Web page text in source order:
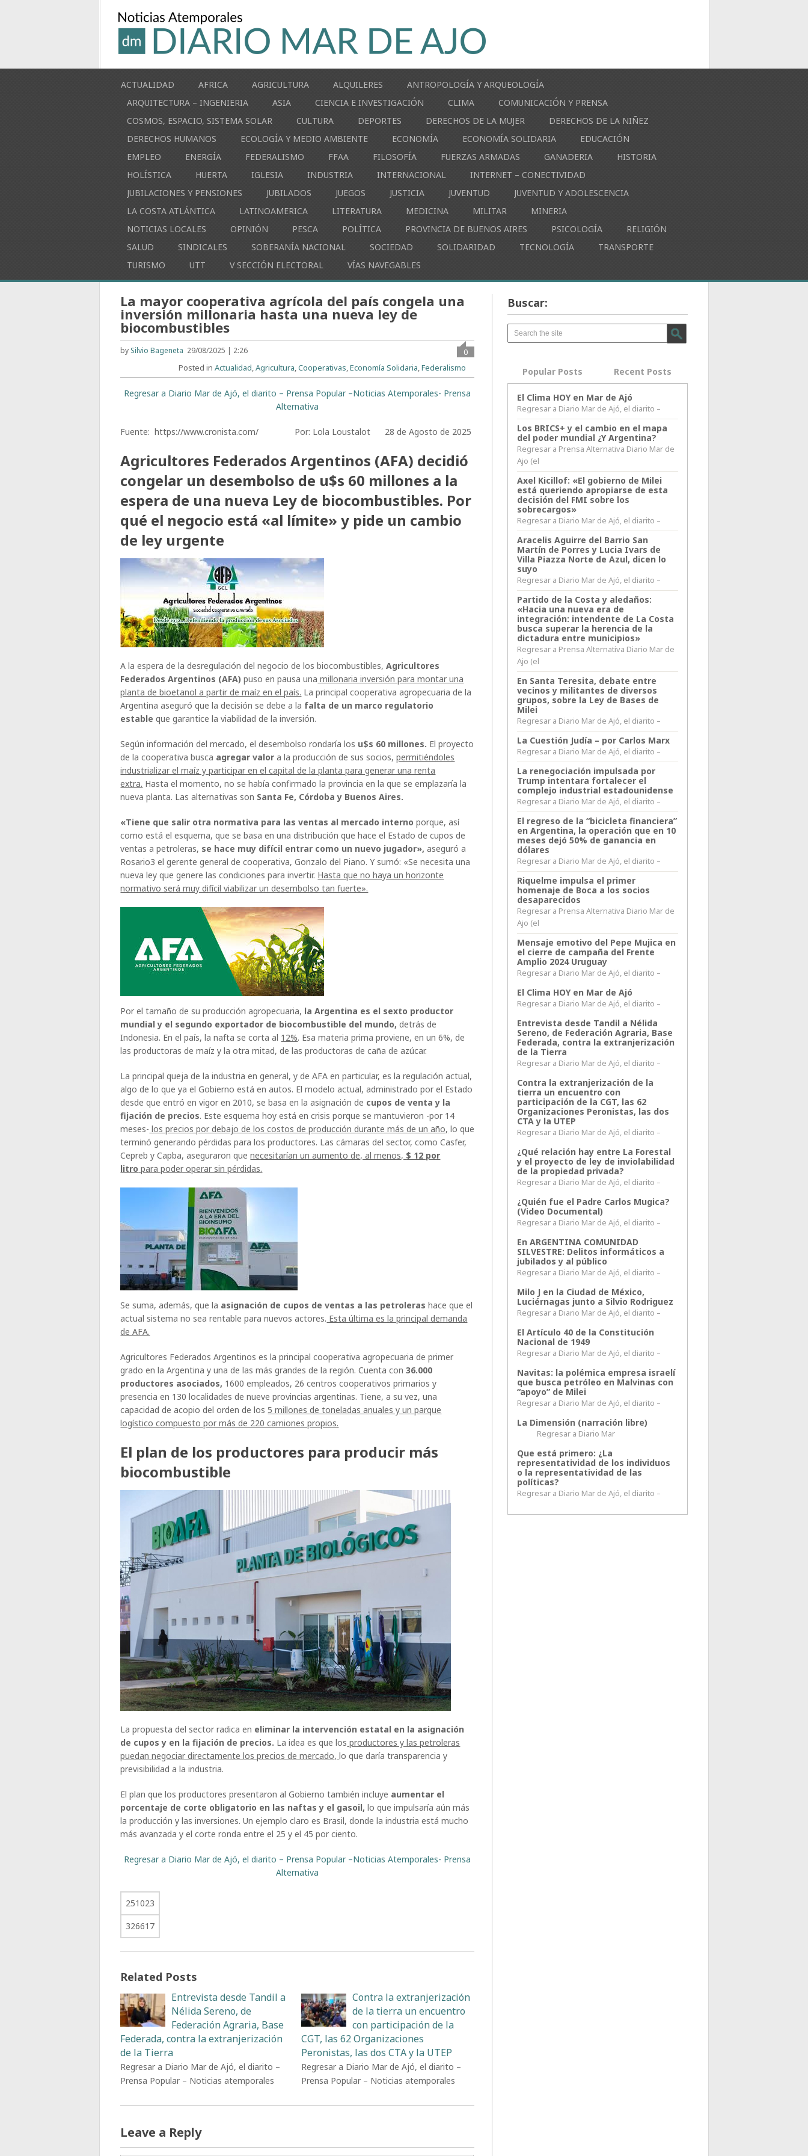
ACTUALIDAD AFRICA AGRICULTURA ALQUILERES
ANTROPOLOGÍA Y ARQUEOLOGÍA
ARQUITECTURA – INGENIERIA
ASIA CIENCIA E INVESTIGACIÓN CLIMA
COMUNICACIÓN Y PRENSA
COSMOS, ESPACIO, SISTEMA SOLAR
CULTURA DEPORTES DERECHOS DE LA MUJER
DERECHOS DE LA NIÑEZ
DERECHOS HUMANOS
ECOLOGÍA Y MEDIO AMBIENTE ECONOMÍA ECONOMÍA SOLIDARIA
EDUCACIÓN
EMPLEO
ENERGÍA FEDERALISMO FFAA FILOSOFÍA FUERZAS ARMADAS GANADERIA
HISTORIA
HOLÍSTICA
HUERTA IGLESIA INDUSTRIA INTERNACIONAL
INTERNET – CONECTIVIDAD
JUBILACIONES Y PENSIONES
JUBILADOS JUEGOS JUSTICIA JUVENTUD
JUVENTUD Y ADOLESCENCIA
LA COSTA ATLÁNTICA
LATINOAMERICA LITERATURA MEDICINA MILITAR
MINERIA
NOTICIAS LOCALES
OPINIÓN PESCA POLÍTICA PROVINCIA DE BUENOS AIRES PSICOLOGÍA
RELIGIÓN
SALUD
SINDICALES SOBERANÍA NACIONAL SOCIEDAD SOLIDARIDAD TECNOLOGÍA
TRANSPORTE
TURISMO
UTT V SECCIÓN ELECTORAL VÍAS NAVEGABLES
La mayor cooperativa agrícola del país congela una
inversión millonaria hasta una nueva ley de
biocombustibles
by Silvio Bageneta 29/08/2025 | 2:26
0
Posted inActualidad,Agricultura,Cooperativas,Economía Solidaria,Federalismo
Regresar a Diario Mar de Ajó, el diarito – Prensa Popular –Noticias Atemporales- Prensa
Alternativa
Fuente: https://www.cronista.com/ Por: Lola Loustalot 28 de Agosto de 2025
Agricultores Federados Argentinos (AFA) decidió
congelar un desembolso de u$s 60 millones a la
espera de una nueva Ley de biocombustibles. Por
qué el negocio está «al límite» y pide un cambio
de ley urgente
A la espera de la desregulación del negocio de los biocombustibles,Agricultores
Federados Argentinos (AFA) puso en pausa una millonaria inversión para montar una
planta de bioetanol a partir de maíz en el país. La principal cooperativa agropecuaria de la
Argentina aseguró que la decisión se debe a la falta de un marco regulatorio
estable que garantice la viabilidad de la inversión.
Según información del mercado, el desembolso rondaría los u$s 60 millones. El proyecto
de la cooperativa busca agregar valor a la producción de sus socios,permitiéndoles
industrializar el maíz y participar en el capital de la planta para generar una renta
extra. Hasta el momento, no se había confirmado la provincia en la que se emplazaría la
nueva planta. Las alternativas son Santa Fe, Córdoba y Buenos Aires.
«Tiene que salir otra normativa para las ventas al mercado interno porque, así
como está el esquema, que se basa en una distribución que hace el Estado de cupos de
ventas a petroleras, se hace muy difícil entrar como un nuevo jugador», aseguró a
Rosario3 el gerente general de cooperativa, Gonzalo del Piano. Y sumó: «Se necesita una
nueva ley que genere las condiciones para invertir. Hasta que no haya un horizonte
normativo será muy difícil viabilizar un desembolso tan fuerte».
Por el tamaño de su producción agropecuaria, la Argentina es el sexto productor
mundial y el segundo exportador de biocombustible del mundo, detrás de
Indonesia. En el país, la nafta se corta al 12%. Esa materia prima proviene, en un 6%, de
las productoras de maíz y la otra mitad, de las productoras de caña de azúcar.
La principal queja de la industria en general, y de AFA en particular, es la regulación actual,
algo de lo que ya el Gobierno está en autos. El modelo actual, administrado por el Estado
desde que entró en vigor en 2010, se basa en la asignación de cupos de venta y la
fijación de precios. Este esquema hoy está en crisis porque se mantuvieron -por 14
meses- los precios por debajo de los costos de producción durante más de un año, lo que
terminó generando pérdidas para los productores. Las cámaras del sector, como Casfer,
Cepreb y Capba, aseguraron quenecesitarían un aumento de, al menos, $ 12 por
litro para poder operar sin pérdidas.
Se suma, además, que la asignación de cupos de ventas a las petroleras hace que el
actual sistema no sea rentable para nuevos actores. Esta última es la principal demanda
de AFA.
Agricultores Federados Argentinos es la principal cooperativa agropecuaria de primer
grado en la Argentina y una de las más grandes de la región. Cuenta con36.000
productores asociados, 1600 empleados, 26 centros cooperativos primarios y
presencia en 130 localidades de nueve provincias argentinas. Tiene, a su vez, una
capacidad de acopio del orden de los5 millones de toneladas anuales y un parque
logístico compuesto por más de 220 camiones propios.
El plan de los productores para producir más
biocombustible
La propuesta del sector radica en eliminar la intervención estatal en la asignación
de cupos y en la fijación de precios. La idea es que los productores y las petroleras
puedan negociar directamente los precios de mercado,lo que daría transparencia y
previsibilidad a la industria.
El plan que los productores presentaron al Gobierno también incluye aumentar el
porcentaje de corte obligatorio en las naftas y el gasoil, lo que impulsaría aún más
la producción y las inversiones. Un ejemplo claro es Brasil, donde la industria está mucho
más avanzada y el corte ronda entre el 25 y el 45 por ciento.
Regresar a Diario Mar de Ajó, el diarito – Prensa Popular –Noticias Atemporales- Prensa
Alternativa
251023
326617
Related Posts
Entrevista desde Tandil a
Nélida Sereno, de
Federación Agraria, Base
Federada, contra la extranjerización
de la Tierra
Regresar a Diario Mar de Ajó, el diarito –
Prensa Popular – Noticias atemporales
Contra la extranjerización
de la tierra un encuentro
con participación de la
CGT, las 62 Organizaciones
Peronistas, las dos CTA y la UTEP
Regresar a Diario Mar de Ajó, el diarito –
Prensa Popular – Noticias atemporales
Leave a Reply
Buscar:
Popular Posts Recent Posts
El Clima HOY en Mar de Ajó
Regresar a Diario Mar de Ajó, el diarito –
Los BRICS+ y el cambio en el mapa
del poder mundial ¿Y Argentina?
Regresar a Prensa Alternativa Diario Mar de
Ajo (el
Axel Kicillof: «El gobierno de Milei
está queriendo apropiarse de esta
decisión del FMI sobre los
sobrecargos»
Regresar a Diario Mar de Ajó, el diarito –
Aracelis Aguirre del Barrio San
Martín de Porres y Lucia Ivars de
Villa Piazza Norte de Azul, dicen lo
suyo
Regresar a Diario Mar de Ajó, el diarito –
Partido de la Costa y aledaños:
«Hacia una nueva era de
integración: intendente de La Costa
busca superar la herencia de la
dictadura entre municipios»
Regresar a Prensa Alternativa Diario Mar de
Ajo (el
En Santa Teresita, debate entre
vecinos y militantes de diversos
grupos, sobre la Ley de Bases de
Milei
Regresar a Diario Mar de Ajó, el diarito –
La Cuestión Judía – por Carlos Marx
Regresar a Diario Mar de Ajó, el diarito –
La renegociación impulsada por
Trump intentara fortalecer el
complejo industrial estadounidense
Regresar a Diario Mar de Ajó, el diarito –
El regreso de la “bicicleta financiera”
en Argentina, la operación que en 10
meses dejó 50% de ganancia en
dólares
Regresar a Diario Mar de Ajó, el diarito –
Riquelme impulsa el primer
homenaje de Boca a los socios
desaparecidos
Regresar a Prensa Alternativa Diario Mar de
Ajo (el
Mensaje emotivo del Pepe Mujica en
el cierre de campaña del Frente
Amplio 2024 Uruguay
Regresar a Diario Mar de Ajó, el diarito –
El Clima HOY en Mar de Ajó
Regresar a Diario Mar de Ajó, el diarito –
Entrevista desde Tandil a Nélida
Sereno, de Federación Agraria, Base
Federada, contra la extranjerización
de la Tierra
Regresar a Diario Mar de Ajó, el diarito –
Contra la extranjerización de la
tierra un encuentro con
participación de la CGT, las 62
Organizaciones Peronistas, las dos
CTA y la UTEP
Regresar a Diario Mar de Ajó, el diarito –
¿Qué relación hay entre La Forestal
y el proyecto de ley de inviolabilidad
de la propiedad privada?
Regresar a Diario Mar de Ajó, el diarito –
¿Quién fue el Padre Carlos Mugica?
(Video Documental)
Regresar a Diario Mar de Ajó, el diarito –
En ARGENTINA COMUNIDAD
SILVESTRE: Delitos informáticos a
jubilados y al público
Regresar a Diario Mar de Ajó, el diarito –
Milo J en la Ciudad de México,
Luciérnagas junto a Silvio Rodriguez
Regresar a Diario Mar de Ajó, el diarito –
El Artículo 40 de la Constitución
Nacional de 1949
Regresar a Diario Mar de Ajó, el diarito –
Navitas: la polémica empresa israelí
que busca petróleo en Malvinas con
“apoyo” de Milei
Regresar a Diario Mar de Ajó, el diarito –
La Dimensión (narración libre)
Regresar a Diario Mar
Que está primero: ¿La
representatividad de los individuos
o la representatividad de las
políticas?
Regresar a Diario Mar de Ajó, el diarito –